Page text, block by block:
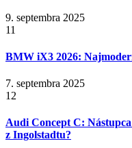
9. septembra 2025
11
BMW iX3 2026:
7. septembra 2025
12
Audi Concept C:
z Ingolstadtu?